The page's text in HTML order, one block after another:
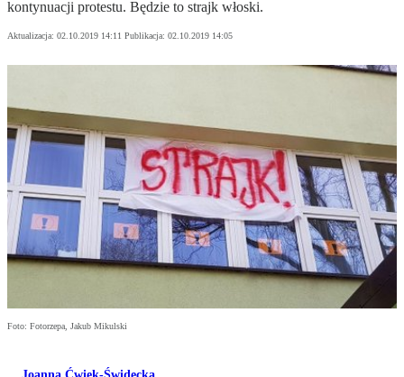
kontynuacji protestu. Będzie to strajk włoski.
Aktualizacja: 02.10.2019 14:11 Publikacja: 02.10.2019 14:05
Foto: Fotorzepa, Jakub Mikulski